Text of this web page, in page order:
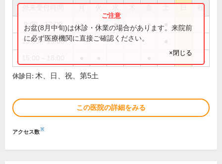
祝
9:00～12:00 ● ● ● ●
13:00～15:00
お盆(8月中旬)は休診・休業の場合があります。来院前
に必ず医療機関に直接ご確認ください。
×閉じる
休診日: 木、日、祝、第5土
この医院の詳細をみる
アクセス数※